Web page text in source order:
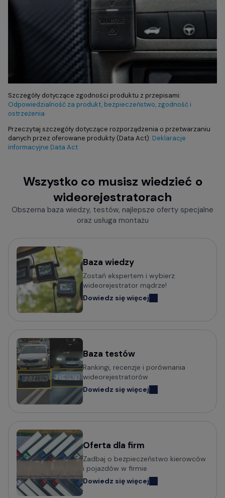
Szczegóły dotyczące zgodności produktu z przepisami:
Odpowiedzialność za produkt, bezpieczeństwo, zgodność i
ostrzeżenia
Przeczytaj szczegóły dotyczące rozporządzenia o przetwarzaniu
danych przez oferowane produkty (Data Act): Deklaracje
informacyjne Data Act
Wszystko co musisz wiedzieć o
wideorejestratorach
Obszerna baza wiedzy, testów, najlepsze oferty specjalne
oraz usługa montażu
Baza wiedzy
Zostań ekspertem i wybierz
wideorejestrator mądrze!
Dowiedz się więcej
Baza testów
Rankingi, recenzje i porównania
wideorejestratorów
Dowiedz się więcej
Oferta dla firm
Zadbaj o bezpieczeństwo kierowców
i pojazdów w firmie
Dowiedz się więcej